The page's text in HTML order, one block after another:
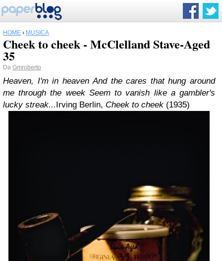
HOME › MUSICA
Cheek to cheek - McClelland Stave-Aged
35
Da Gmroberto
Heaven, I'm in heavenAnd the cares that hung around
me through the week Seem to vanish like a gambler's
lucky streak...Irving Berlin, Cheek to cheek (1935)